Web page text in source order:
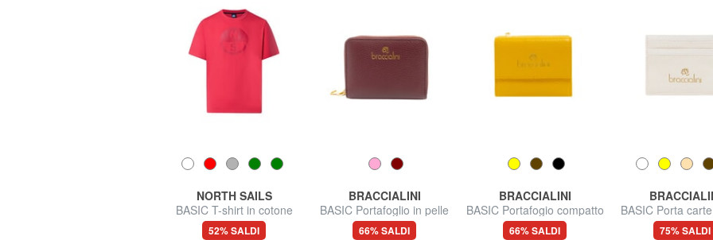
NORTH SAILS
BASIC T-shirt in cotone
stampa logo
52% SALDI
BRACCIALINI
BASIC Portafoglio in pelle
piccolo zip around
66% SALDI
BRACCIALINI
BASIC Portafogio compatto
in pelle
66% SALDI
BASIC Porta
pelle
75% SALDI